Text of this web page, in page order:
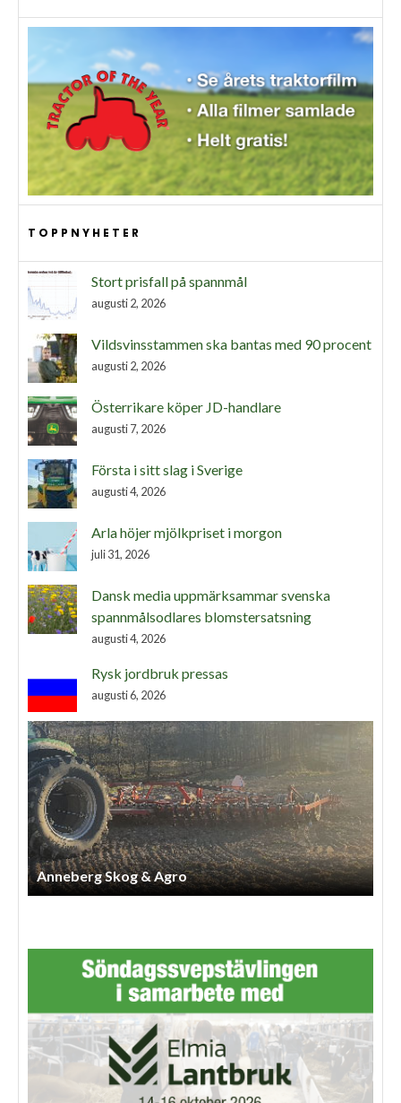
TOPPNYHETER
Stort prisfall på spannmål
augusti 2, 2026
Vildsvinsstammen ska bantas med 90 procent
augusti 2, 2026
Österrikare köper JD-handlare
augusti 7, 2026
Första i sitt slag i Sverige
augusti 4, 2026
Arla höjer mjölkpriset i morgon
juli 31, 2026
Dansk media uppmärksammar svenska
spannmålsodlares blomstersatsning
augusti 4, 2026
Rysk jordbruk pressas
augusti 6, 2026
Anneberg Skog & Agro